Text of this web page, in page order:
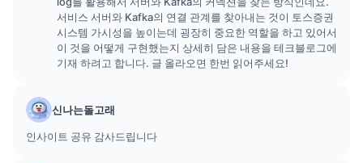
서비스 서버와 Kafka의 연결 관계를 찾아내는 것이 토스증권
시스템 가시성을 높이는데 굉장히 중요한 역할을 하고 있어서
이 것을 어떻게 구현했는지 상세히 담은 내용을 테크블로그에
기재 하려고 합니다. 글 올라오면 한번 읽어주세요!
신나는돌고래
인사이트 공유 감사드립니다